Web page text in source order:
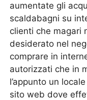
aumentate gli
scaldabagni su
clienti che magari
desiderato nel
comprare in
autorizzati che in
l’appunto un
sito web dove